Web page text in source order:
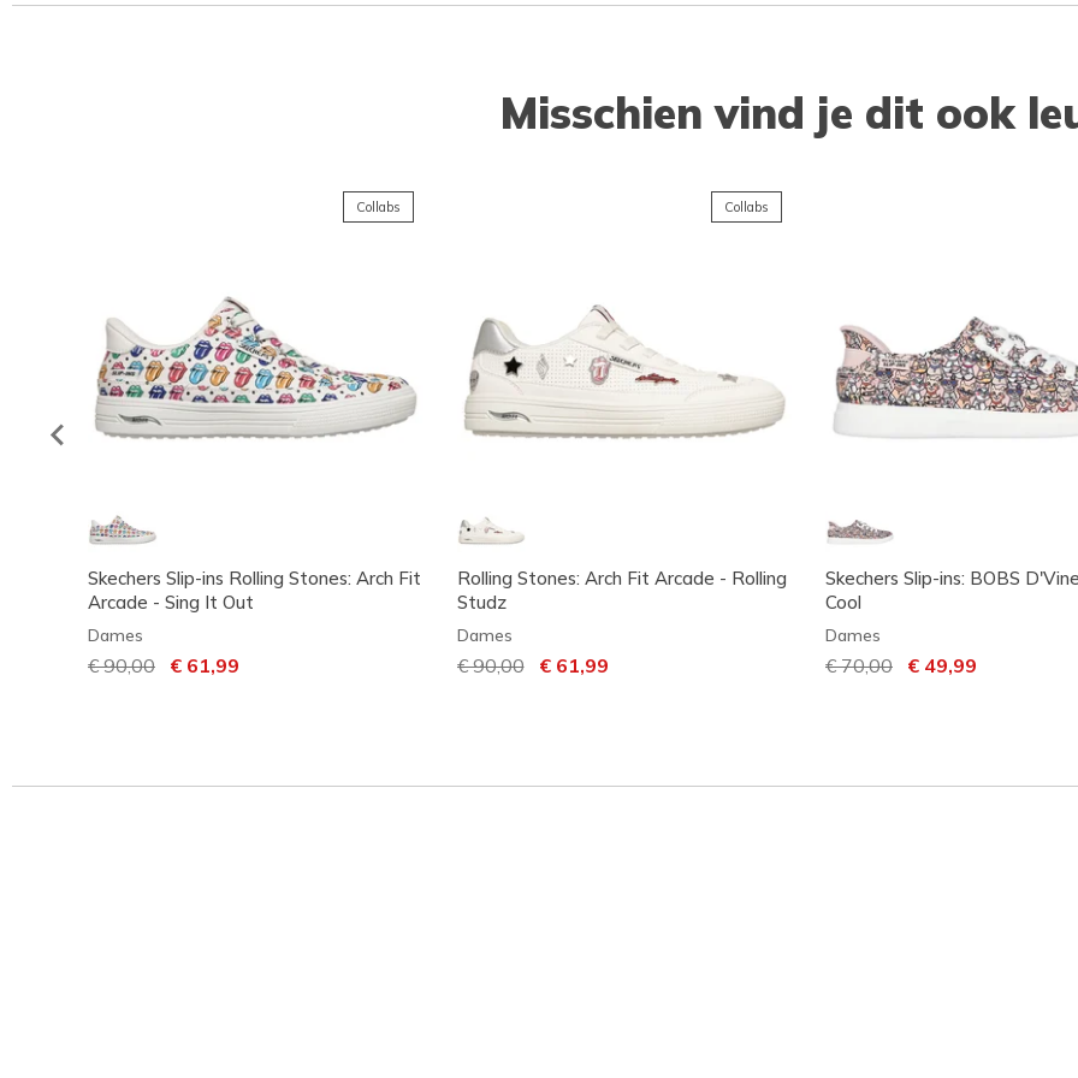
Misschien vind je dit ook
Collabs
Skechers Slip-ins Rolling Stones: Arch Fit
Arcade - Sing It Out
Dames
Prijs verlaagd van
€ 90,00 naar
€ 61,99
Collabs
Rolling Stones: Arch Fit Arcade - Rolling
Studz
Dames
Prijs verlaagd van
€ 90,00naar
€ 61,99
Skechers Slip-ins: BOBS
Cool
Dames
Prijs verlaagd van
€ 70,00 naar
€ 49,99